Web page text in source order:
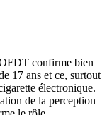
confirme bien
17 ans et ce, surtout
électronique.
de la perception